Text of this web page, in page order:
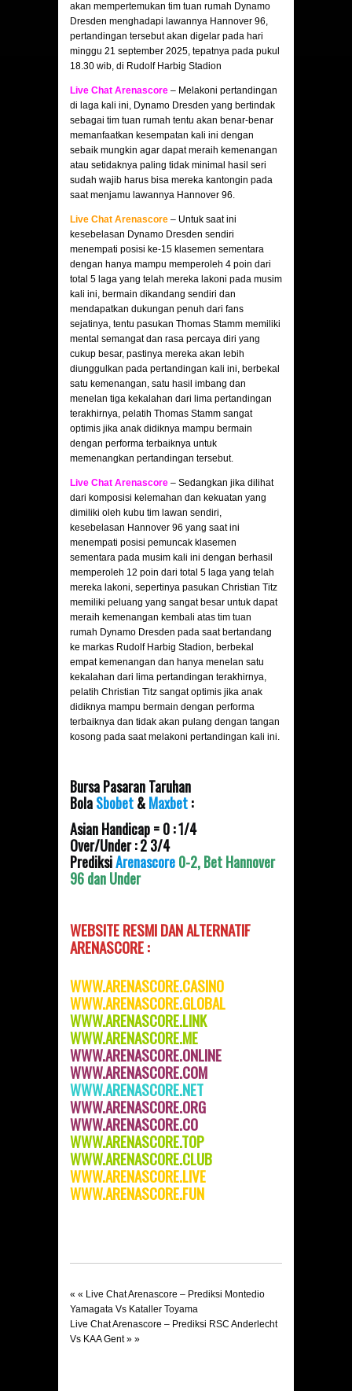
akan mempertemukan tim tuan rumah Dynamo
Dresden menghadapi lawannya Hannover 96,
pertandingan tersebut akan digelar pada hari
minggu 21 september 2025, tepatnya pada pukul
18.30 wib, di Rudolf Harbig Stadion
Live Chat Arenascore – Melakoni pertandingan
di laga kali ini, Dynamo Dresden yang bertindak
sebagai tim tuan rumah tentu akan benar-benar
memanfaatkan kesempatan kali ini dengan
sebaik mungkin agar dapat meraih kemenangan
atau setidaknya paling tidak minimal hasil seri
sudah wajib harus bisa mereka kantongin pada
saat menjamu lawannya Hannover 96.
Live Chat Arenascore – Untuk saat ini
kesebelasan Dynamo Dresden sendiri
menempati posisi ke-15 klasemen sementara
dengan hanya mampu memperoleh 4 poin dari
total 5 laga yang telah mereka lakoni pada musim
kali ini, bermain dikandang sendiri dan
mendapatkan dukungan penuh dari fans
sejatinya, tentu pasukan Thomas Stamm memiliki
mental semangat dan rasa percaya diri yang
cukup besar, pastinya mereka akan lebih
diunggulkan pada pertandingan kali ini, berbekal
satu kemenangan, satu hasil imbang dan
menelan tiga kekalahan dari lima pertandingan
terakhirnya, pelatih Thomas Stamm sangat
optimis jika anak didiknya mampu bermain
dengan performa terbaiknya untuk
memenangkan pertandingan tersebut.
Live Chat Arenascore – Sedangkan jika dilihat
dari komposisi kelemahan dan kekuatan yang
dimiliki oleh kubu tim lawan sendiri,
kesebelasan Hannover 96 yang saat ini
menempati posisi pemuncak klasemen
sementara pada musim kali ini dengan berhasil
memperoleh 12 poin dari total 5 laga yang telah
mereka lakoni, sepertinya pasukan Christian Titz
memiliki peluang yang sangat besar untuk dapat
meraih kemenangan kembali atas tim tuan
rumah Dynamo Dresden pada saat bertandang
ke markas Rudolf Harbig Stadion, berbekal
empat kemenangan dan hanya menelan satu
kekalahan dari lima pertandingan terakhirnya,
pelatih Christian Titz sangat optimis jika anak
didiknya mampu bermain dengan performa
terbaiknya dan tidak akan pulang dengan tangan
kosong pada saat melakoni pertandingan kali ini.
Bursa Pasaran Taruhan
BolaSbobet&Maxbet:
Asian Handicap = 0 : 1/4
Over/Under : 2 3/4
PrediksiArenascore0-2, Bet Hannover
96 dan Under
WEBSITE RESMI DANALTERNATIF
ARENASCORE :
WWW.ARENASCORE.CASINO
WWW.ARENASCORE.GLOBAL
WWW.ARENASCORE.LINK
WWW.ARENASCORE.ME
WWW.ARENASCORE.ONLINE
WWW.ARENASCORE.COM
WWW.ARENASCORE.NET
WWW.ARENASCORE.ORG
WWW.ARENASCORE.CO
WWW.ARENASCORE.TOP
WWW.ARENASCORE.CLUB
WWW.ARENASCORE.LIVE
WWW.ARENASCORE.FUN
« « Live Chat Arenascore – Prediksi Montedio
Yamagata Vs Kataller Toyama
Live Chat Arenascore – Prediksi RSC Anderlecht
Vs KAA Gent» »